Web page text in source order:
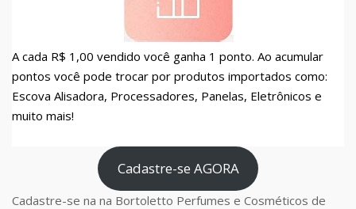
A cada R$ 1,00 vendido você ganha 1 ponto. Ao acumular
pontos você pode trocar por produtos importados como:
Escova Alisadora, Processadores, Panelas, Eletrônicos e
muito mais!
Cadastre-se AGORA
Cadastre-se na na Bortoletto Perfumes e Cosméticos de